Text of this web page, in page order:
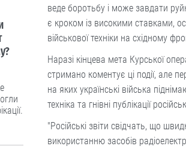
веде боротьбу і може завдати
є кроком із високими ставками,
військової техніки на східному
Наразі кінцева мета Курської
стримано коментує ці події, але
на яких українські війська
техніка та гнівні публікації
"Російські звіти свідчать, що
використанню засобів